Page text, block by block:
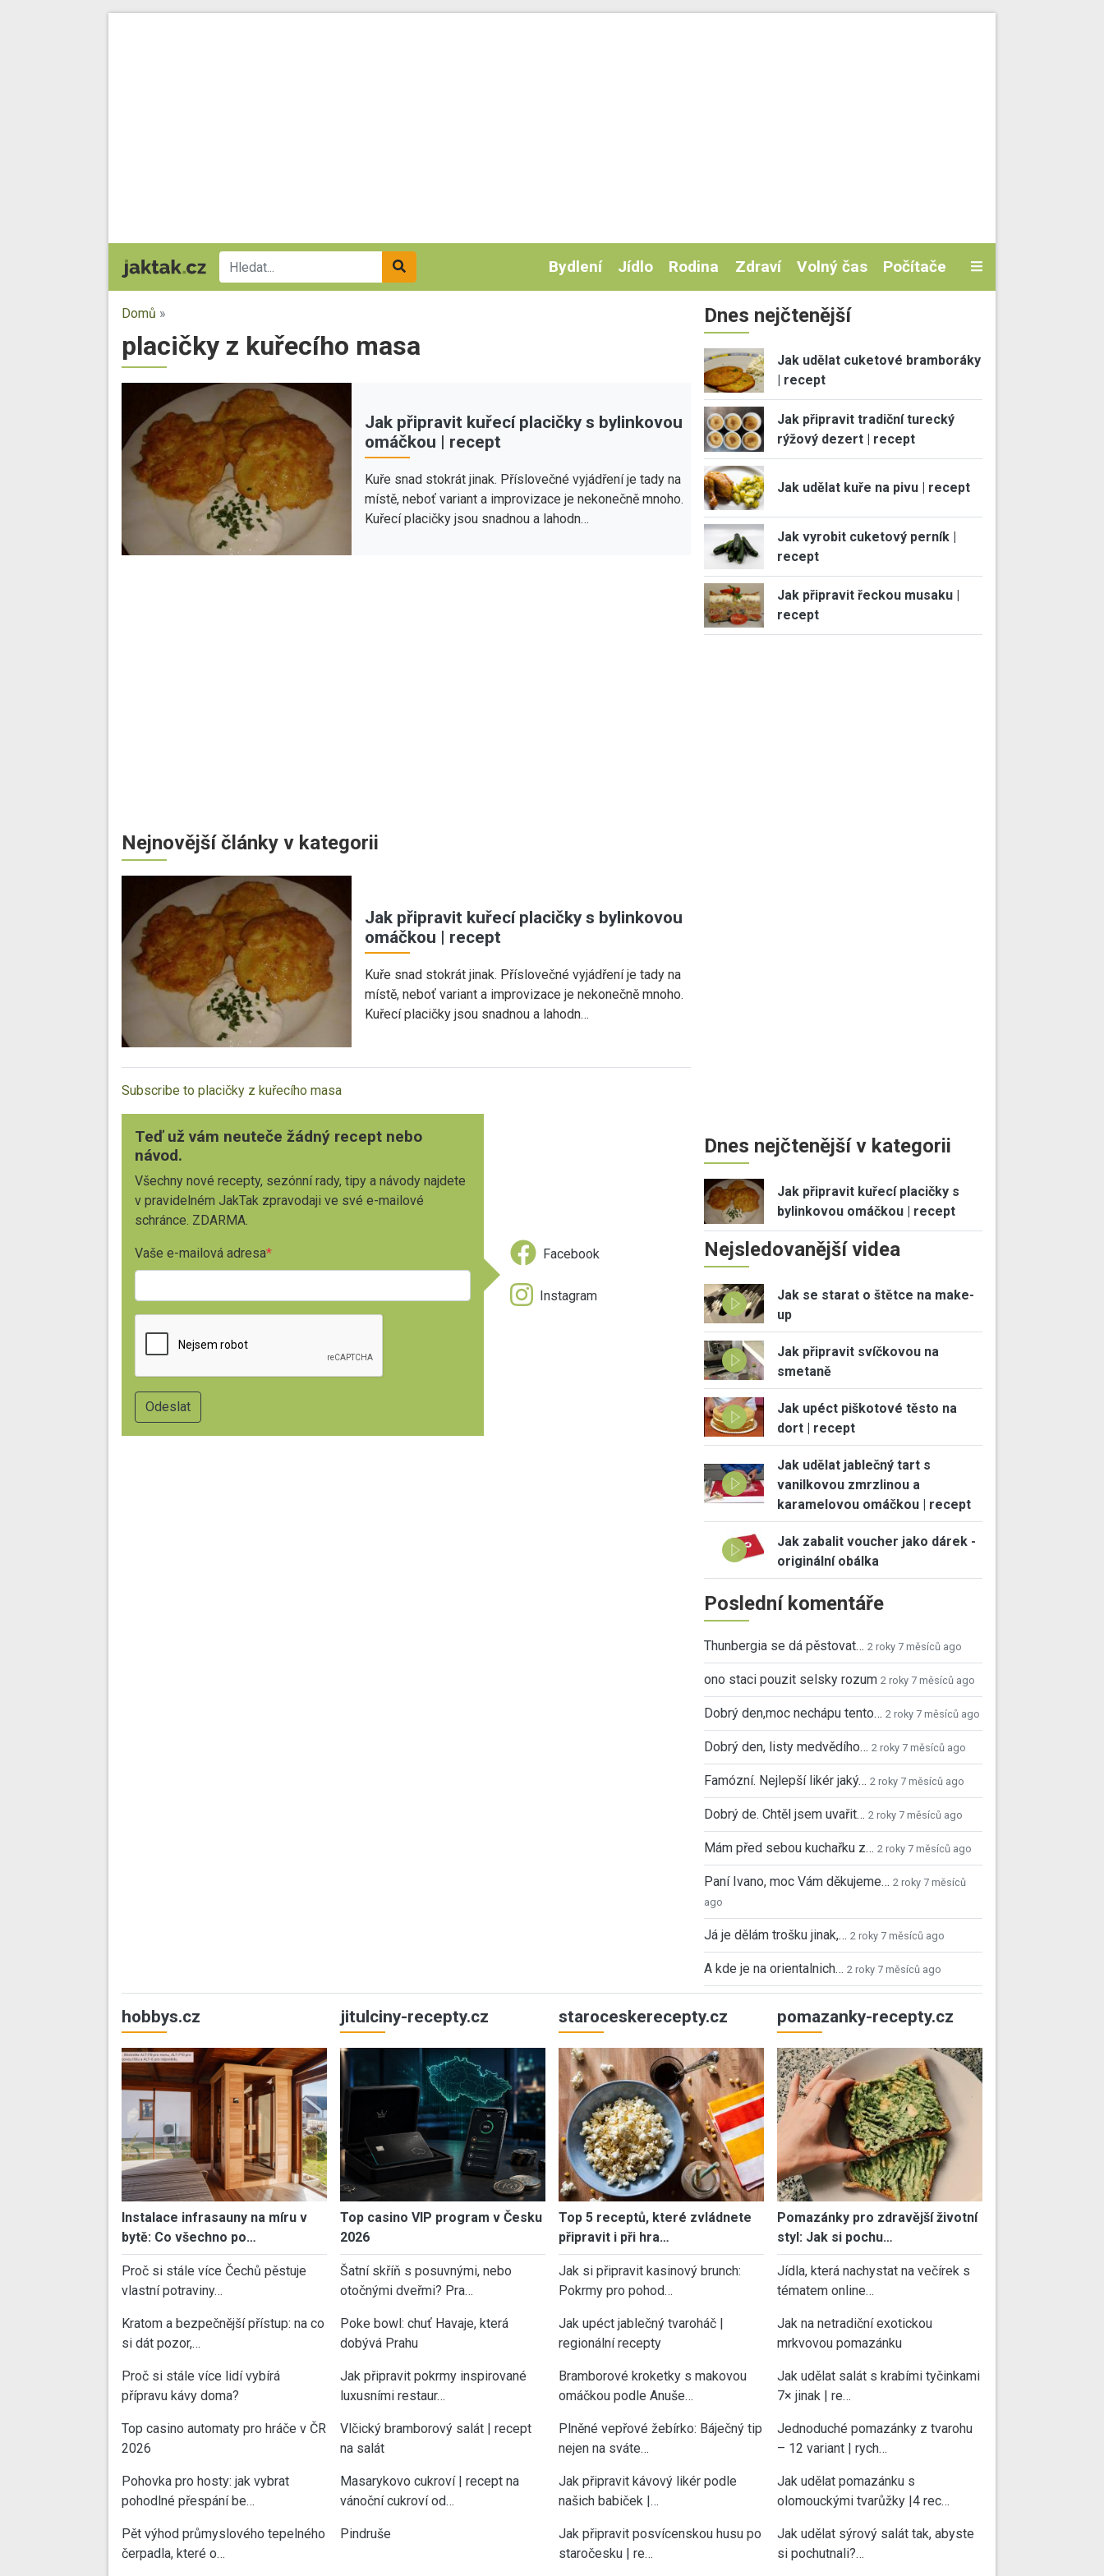
Bydlení Jídlo Rodina Zdraví Volný čas Počítače
Domů »
placičky z kuřecího masa
Jak připravit kuřecí placičky s bylinkovou
omáčkou | recept
Kuře snad stokrát jinak. Příslovečné vyjádření je tady na
místě, neboť variant a improvizace je nekonečně mnoho.
Kuřecí placičky jsou snadnou a lahodn…
Nejnovější články v kategorii
Jak připravit kuřecí placičky s bylinkovou
omáčkou | recept
Kuře snad stokrát jinak. Příslovečné vyjádření je tady na
místě, neboť variant a improvizace je nekonečně mnoho.
Kuřecí placičky jsou snadnou a lahodn…
Subscribe to placičky z kuřecího masa
Teď už vám neuteče žádný recept nebo
návod.
Všechny nové recepty, sezónní rady, tipy a návody najdete
v pravidelném JakTak zpravodaji ve své e-mailové
schránce. ZDARMA.
Vaše e-mailová adresa Facebook
Instagram
Dnes nejčtenější
Jak udělat cuketové bramboráky
| recept
Jak připravit tradiční turecký
rýžový dezert | recept
Jak udělat kuře na pivu | recept
Jak vyrobit cuketový perník |
recept
Jak připravit řeckou musaku |
recept
Dnes nejčtenější v kategorii
Jak připravit kuřecí placičky s
bylinkovou omáčkou | recept
Nejsledovanější videa
Jak se starat o štětce na make-
up
Jak připravit svíčkovou na
smetaně
Jak upéct piškotové těsto na
dort | recept
Jak udělat jablečný tart s
vanilkovou zmrzlinou a
karamelovou omáčkou | recept
Jak zabalit voucher jako dárek -
originální obálka
Poslední komentáře
Thunbergia se dá pěstovat… 2 roky 7 měsíců ago
ono staci pouzit selsky rozum 2 roky 7 měsíců ago
Dobrý den,moc nechápu tento… 2 roky 7 měsíců ago
Dobrý den, listy medvědího… 2 roky 7 měsíců ago
Famózní. Nejlepší likér jaký… 2 roky 7 měsíců ago
Dobrý de. Chtěl jsem uvařit… 2 roky 7 měsíců ago
Mám před sebou kuchařku z… 2 roky 7 měsíců ago
Paní Ivano, moc Vám děkujeme… 2 roky 7 měsíců
ago
Já je dělám trošku jinak,… 2 roky 7 měsíců ago
A kde je na orientalnich… 2 roky 7 měsíců ago
hobbys.cz
Instalace infrasauny na míru v
bytě: Co všechno po…
Proč si stále více Čechů pěstuje
vlastní potraviny…
Kratom a bezpečnější přístup: na co
si dát pozor,…
Proč si stále více lidí vybírá
přípravu kávy doma?
Top casino automaty pro hráče v ČR
2026
Pohovka pro hosty: jak vybrat
pohodlné přespání be…
Pět výhod průmyslového tepelného
čerpadla, které o…
jitulciny-recepty.cz
Top casino VIP program v Česku
2026
Šatní skříň s posuvnými, nebo
otočnými dveřmi? Pra…
Poke bowl: chuť Havaje, která
dobývá Prahu
Jak připravit pokrmy inspirované
luxusními restaur…
Vlčický bramborový salát | recept
na salát
Masarykovo cukroví | recept na
vánoční cukroví od…
Pindruše
staroceskerecepty.cz
Top 5 receptů, které zvládnete
připravit i při hra…
Jak si připravit kasinový brunch:
Pokrmy pro pohod…
Jak upéct jablečný tvaroháč |
regionální recepty
Bramborové kroketky s makovou
omáčkou podle Anuše…
Plněné vepřové žebírko: Báječný tip
nejen na sváte…
Jak připravit kávový likér podle
našich babiček |…
Jak připravit posvícenskou husu po
staročesku | re…
pomazanky-recepty.cz
Pomazánky pro zdravější životní
styl: Jak si pochu…
Jídla, která nachystat na večírek s
tématem online…
Jak na netradiční exotickou
mrkvovou pomazánku
Jak udělat salát s krabími tyčinkami
7× jinak | re…
Jednoduché pomazánky z tvarohu
– 12 variant | rych…
Jak udělat pomazánku s
olomouckými tvarůžky |4 rec…
Jak udělat sýrový salát tak, abyste
si pochutnali?…